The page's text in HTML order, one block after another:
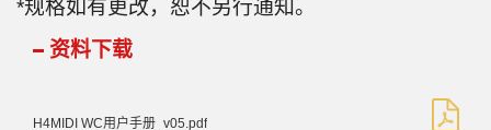
*规格如有更改，恕不另行通知。
资料下载
H4MIDI WC用户手册_v05.pdf